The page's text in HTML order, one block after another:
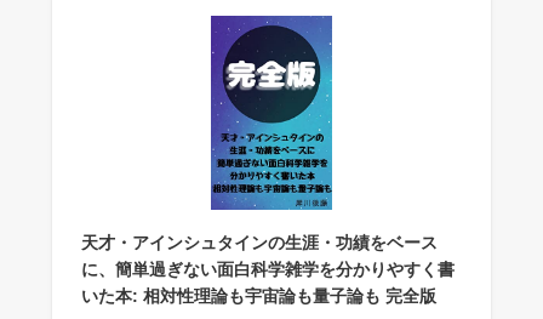
天才・アインシュタインの生涯・功績をベース
に、簡単過ぎない面白科学雑学を分かりやすく書
いた本: 相対性理論も宇宙論も量子論も 完全版